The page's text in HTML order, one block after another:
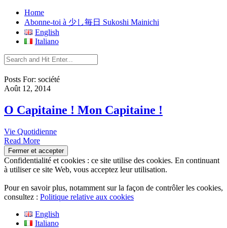
Home
Abonne-toi à 少し毎日 Sukoshi Mainichi
English
Italiano
Posts For: société
Août 12, 2014
O Capitaine ! Mon Capitaine !
Vie Quotidienne
Read More
Confidentialité et cookies : ce site utilise des cookies. En continuant
à utiliser ce site Web, vous acceptez leur utilisation.
Pour en savoir plus, notamment sur la façon de contrôler les cookies,
consultez : Politique relative aux cookies
English
Italiano